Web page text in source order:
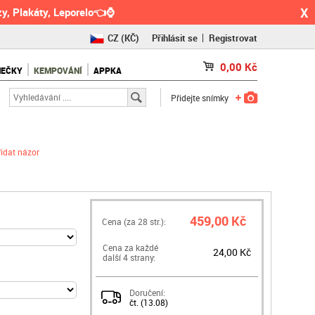
Plakáty, Leporelo👈⌚ X
CZ(KČ)
RO(RON)
Přihlásit se Registrovat
KEMPOVÁNÍ APPKA 0,00 Kč
Přidejte snímky
názor
Cena (za 28 str.): 459,00 Kč
Cena za každé
další 4 strany:
24,00 Kč
Doručení:
čt. (13.08)